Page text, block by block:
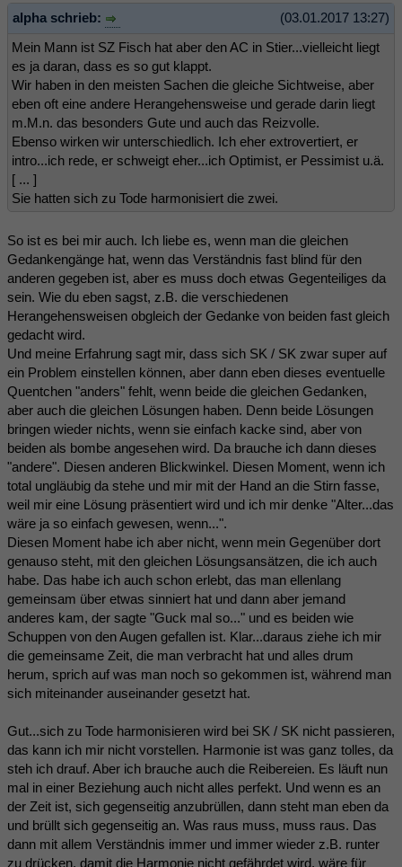
(03.01.2017 13:27)
alpha schrieb:
Mein Mann ist SZ Fisch hat aber den AC in Stier...vielleicht liegt
es ja daran, dass es so gut klappt.
Wir haben in den meisten Sachen die gleiche Sichtweise, aber
eben oft eine andere Herangehensweise und gerade darin liegt
m.M.n. das besonders Gute und auch das Reizvolle.
Ebenso wirken wir unterschiedlich. Ich eher extrovertiert, er
intro...ich rede, er schweigt eher...ich Optimist, er Pessimist u.ä.
[ ... ]
Sie hatten sich zu Tode harmonisiert die zwei.
So ist es bei mir auch. Ich liebe es, wenn man die gleichen
Gedankengänge hat, wenn das Verständnis fast blind für den
anderen gegeben ist, aber es muss doch etwas Gegenteiliges da
sein. Wie du eben sagst, z.B. die verschiedenen
Herangehensweisen obgleich der Gedanke von beiden fast gleich
gedacht wird.
Und meine Erfahrung sagt mir, dass sich SK / SK zwar super auf
ein Problem einstellen können, aber dann eben dieses eventuelle
Quentchen "anders" fehlt, wenn beide die gleichen Gedanken,
aber auch die gleichen Lösungen haben. Denn beide Lösungen
bringen wieder nichts, wenn sie einfach kacke sind, aber von
beiden als bombe angesehen wird. Da brauche ich dann dieses
"andere". Diesen anderen Blickwinkel. Diesen Moment, wenn ich
total ungläubig da stehe und mir mit der Hand an die Stirn fasse,
weil mir eine Lösung präsentiert wird und ich mir denke "Alter...das
wäre ja so einfach gewesen, wenn...".
Diesen Moment habe ich aber nicht, wenn mein Gegenüber dort
genauso steht, mit den gleichen Lösungsansätzen, die ich auch
habe. Das habe ich auch schon erlebt, das man ellenlang
gemeinsam über etwas sinniert hat und dann aber jemand
anderes kam, der sagte "Guck mal so..." und es beiden wie
Schuppen von den Augen gefallen ist. Klar...daraus ziehe ich mir
die gemeinsame Zeit, die man verbracht hat und alles drum
herum, sprich auf was man noch so gekommen ist, während man
sich miteinander auseinander gesetzt hat.
Gut...sich zu Tode harmonisieren wird bei SK / SK nicht passieren,
das kann ich mir nicht vorstellen. Harmonie ist was ganz tolles, da
steh ich drauf. Aber ich brauche auch die Reibereien. Es läuft nun
mal in einer Beziehung auch nicht alles perfekt. Und wenn es an
der Zeit ist, sich gegenseitig anzubrüllen, dann steht man eben da
und brüllt sich gegenseitig an. Was raus muss, muss raus. Das
dann mit allem Verständnis immer und immer wieder z.B. runter
zu drücken, damit die Harmonie nicht gefährdet wird, wäre für